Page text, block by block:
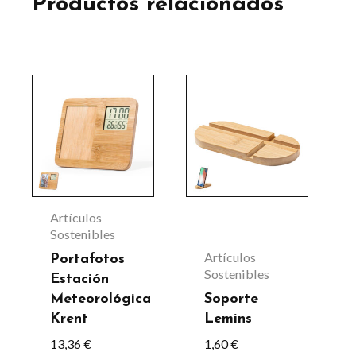
Artículos
Sostenibles
Portafotos
Estación
Meteorológica
Krent
13,36€
Artículos
Sostenibles
Soporte
Lemins
1,60€